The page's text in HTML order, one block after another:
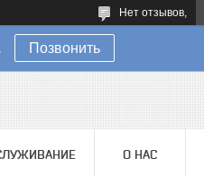
Нет отзывов,
Позвонить
О НАС